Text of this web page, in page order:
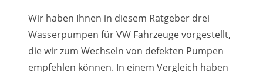
Wir haben Ihnen in diesem Ratgeber drei
Wasserpumpen für VW Fahrzeuge vorgestellt,
die wir zum Wechseln von defekten Pumpen
empfehlen können. In einem Vergleich haben